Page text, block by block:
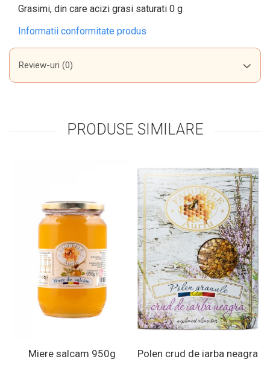
Grasimi, din care acizi grasi saturati 0 g
Informatii conformitate produs
Review-uri (0)
PRODUSE SIMILARE
Miere salcam 950g Polen crud de iarba neagra